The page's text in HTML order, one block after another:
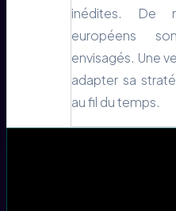
inédites. De
européens
envisagés. Une
adapter sa
au fil du temps.